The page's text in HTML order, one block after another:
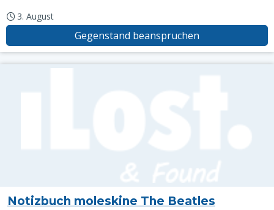
3. August
Gegenstand beanspruchen
Notizbuch moleskine The Beatles